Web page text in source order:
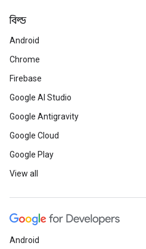
বিল্ড
Android
Chrome
Firebase
Google AI Studio
Google Antigravity
Google Cloud
Google Play
View all
Android